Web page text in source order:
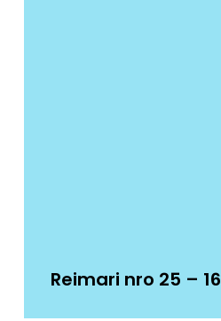
Reimari nro 25 –